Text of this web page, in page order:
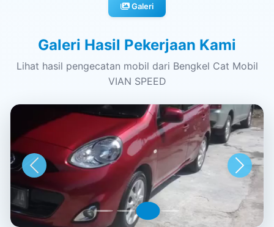
Galeri
Galeri Hasil Pekerjaan Kami
Lihat hasil pengecatan mobil dari Bengkel Cat Mobil
VIAN SPEED